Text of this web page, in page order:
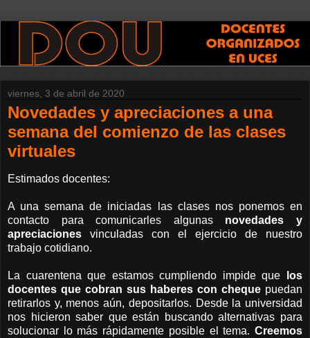
viernes, 3 de abril de 2020
Novedades y apreciaciones a una
semana del comienzo de las clases
virtuales
Estimados docentes:
A una semana de iniciadas las clases nos ponemos en
contacto para comunicarles algunas novedades y
apreciaciones vinculadas con el ejercicio de nuestro
trabajo cotidiano.
La cuarentena que estamos cumpliendo impide que
los
docentes que cobran sus haberes con cheque puedan
retirarlos y, menos aún, depositarlos. Desde la universidad
nos hicieron saber que están buscando alternativas para
solucionar lo más rápidamente posible el tema. Creemos